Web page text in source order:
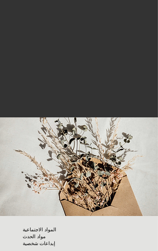
المواد الاجتماعية
مواد الحدث
إبداعات شخصية